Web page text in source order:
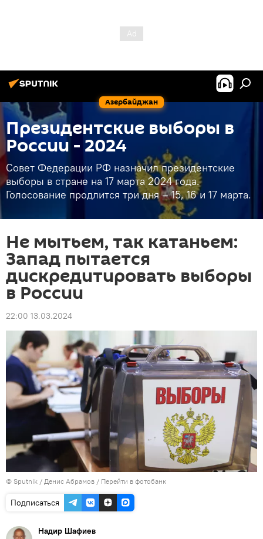
Азербайджан
Президентские выборы в
России - 2024
Совет Федерации РФ назначил президентские
выборы в стране на 17 марта 2024 года.
Голосование продлится три дня – 15, 16 и 17 марта.
Не мытьем, так катаньем:
Запад пытается
дискредитировать выборы
в России
22:00 13.03.2024
© Sputnik / Денис Абрамов / Перейти в фотобанк
Подписаться
Надир Шафиев